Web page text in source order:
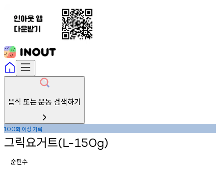
음식 또는 운동 검색하기
100회 이상기록
그릭요거트(L-150g)
순탄수